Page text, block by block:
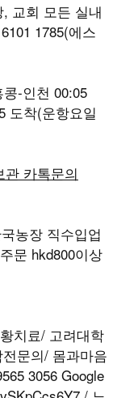
교회 모든 실내
1785(에스
-인천 00:05
도착(운항요일
카톡문의
농장 직수입업
문 hkd800이상
치료/ 고려대학
문의/ 몸과마음
3056 Google